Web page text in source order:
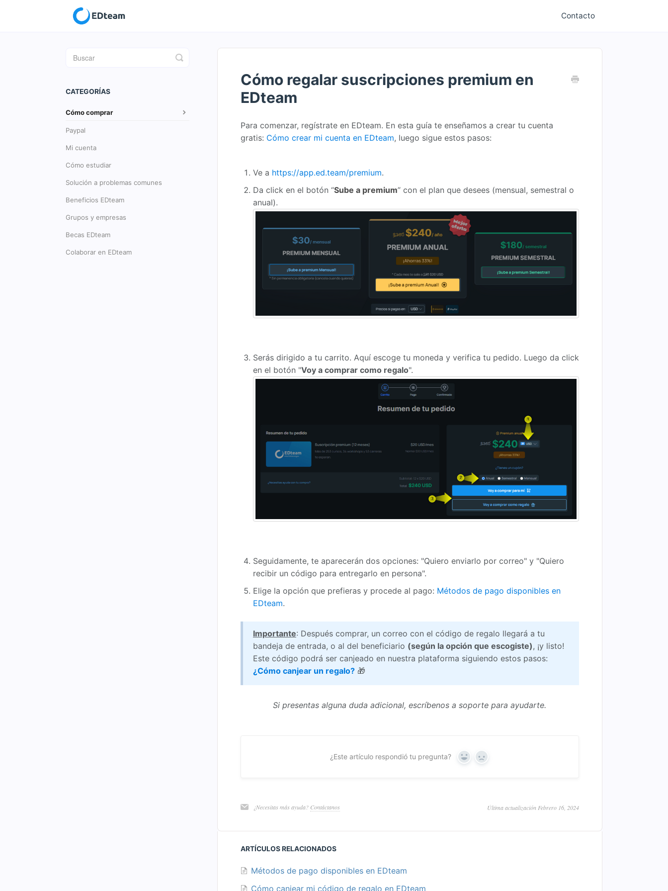
Contacto
Cómo regalar suscripciones premium en
EDteam
Para comenzar, regístrate en EDteam. En esta guía te enseñamos a crear tu cuenta
gratis: Cómo crear mi cuenta en EDteam, luego sigue estos pasos:
Ve a https://app.ed.team/premium.
Da click en el botón “Sube a premium” con el plan que desees (mensual, semestral o
anual).
Serás dirigido a tu carrito. Aquí escoge tu moneda y verifica tu pedido. Luego da click
en el botón "Voy a comprar como regalo".
Seguidamente, te aparecerán dos opciones: "Quiero enviarlo por correo" y "Quiero
recibir un código para entregarlo en persona".
Elige la opción que prefieras y procede al pago: Métodos de pago disponibles en
EDteam.
Importante: Después comprar, un correo con el código de regalo llegará a tu
bandeja de entrada, o al del beneficiario (según la opción que escogiste), ¡y listo!
Este código podrá ser canjeado en nuestra plataforma siguiendo estos pasos:
¿Cómo canjear un regalo?🎁
Si presentas alguna duda adicional, escríbenos a soporte para ayudarte.
¿Este artículo respondió tu pregunta? Yes No
¿Necesitas más ayuda? Contáctanos Última actualización Febrero 16, 2024
ARTÍCULOS RELACIONADOS
Métodos de pago disponibles en EDteam
Cómo canjear mi código de regalo en EDteam
Toggle
Search
CATEGORÍAS
Cómo comprar
Paypal
Mi cuenta
Cómo estudiar
Solución a problemas comunes
Beneficios EDteam
Grupos y empresas
Becas EDteam
Colaborar en EDteam